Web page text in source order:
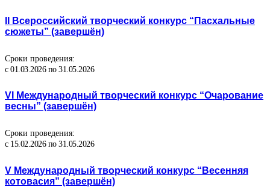
II Всероссийский творческий конкурс “Пасхальные
сюжеты” (завершён)
Сроки проведения:
с 01.03.2026 по 31.05.2026
VI Международный творческий конкурс “Очарование
весны” (завершён)
Сроки проведения:
с 15.02.2026 по 31.05.2026
V Международный творческий конкурс “Весенняя
котовасия” (завершён)